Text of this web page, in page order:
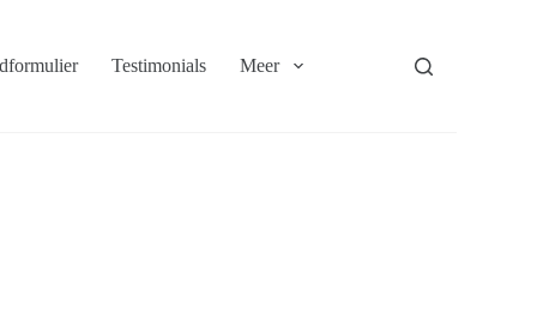
Testimonials Meer